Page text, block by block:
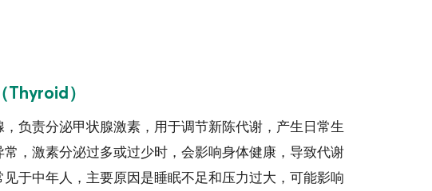
Thyroid）
负责分泌甲状腺激素，用于调节新陈代谢，产生日常生
，激素分泌过多或过少时，会影响身体健康，导致代谢
于中年人，主要原因是睡眠不足和压力过大，可能影响